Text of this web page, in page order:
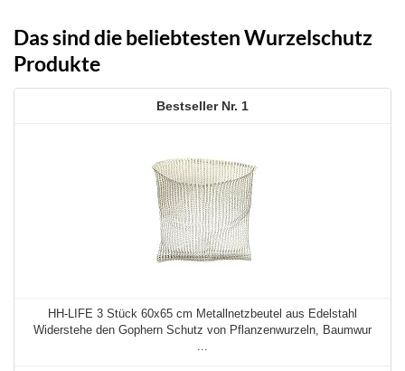
Das sind die beliebtesten Wurzelschutz
Produkte
1
HH-LIFE 3 Stück 60x65 cm Metallnetzbeutel aus Edelstahl
Widerstehe den Gophern Schutz von Pflanzenwurzeln, Baumwur